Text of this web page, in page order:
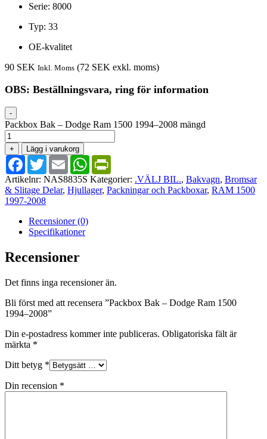
Serie: 8000
Typ: 33
OE-kvalitet
90 SEK Inkl. Moms (72 SEK exkl. moms)
OBS: Beställningsvara, ring för information
-
Packbox Bak – Dodge Ram 1500 1994–2008 mängd
+ Lägg i varukorg
Facebook
TwitterEmail WhatsApp
Artikelnr: NAS8835S Kategorier: .VÄLJ BIL., Bakvagn, Bromsar
& Slitage Delar, Hjullager, Packningar och Packboxar, RAM 1500
1997-2008
Recensioner (0)
Specifikationer
Recensioner
Det finns inga recensioner än.
Bli först med att recensera ”Packbox Bak – Dodge Ram 1500
1994–2008”
Din e-postadress kommer inte publiceras. Obligatoriska fält är
märkta *
Ditt betyg *
Din recension *